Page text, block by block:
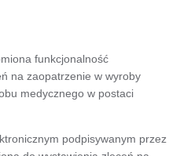
funkcjonalność
na zaopatrzenie w wyroby
medycznego w postaci
podpisywanym przez